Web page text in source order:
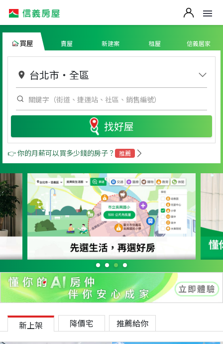
買屋 賣屋 新建案 租屋 信義居家
台北市 ・ 全區
找好屋
👉 你的月薪可以買多少錢的房子？ 推薦
新上架 降價宅 推薦給你